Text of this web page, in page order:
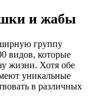
и жабы
группу
видов, которые
жизни. Хотя обе
уникальные
в различных